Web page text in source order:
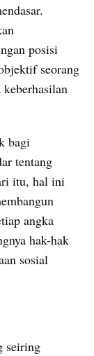
posisi
seorang
bagi
tentang
itu, hal ini
angka
hak-hak
sosial
seiring